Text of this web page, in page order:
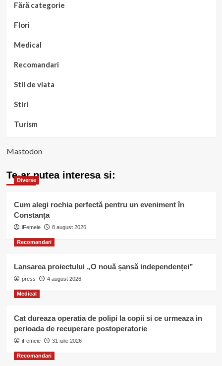
Fără categorie
Flori
Medical
Recomandari
Stil de viata
Stiri
Turism
Mastodon
Te-ar putea interesa si:
Diverse
Cum alegi rochia perfectă pentru un eveniment în
Constanța
iFemeie 8 august 2026
Recomandari
Lansarea proiectului „O nouă șansă independenței”
press 4 august 2026
Medical
Cat dureaza operatia de polipi la copii si ce urmeaza in
perioada de recuperare postoperatorie
iFemeie 31 iulie 2026
Recomandari